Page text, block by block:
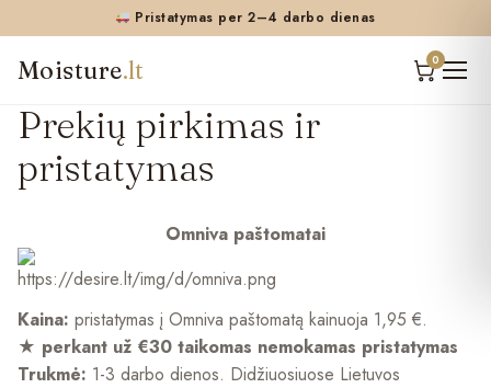
Pristatymas per 2–4 darbo dienas
Moisture.lt 0
Prekių pirkimas ir
pristatymas
Omniva paštomatai
Kaina: pristatymas į Omniva paštomatą kainuoja 1,95 €.
★ perkant už €30 taikomas nemokamas pristatymas
Trukmė: 1-3 darbo dienos. Didžiuosiuose Lietuvos